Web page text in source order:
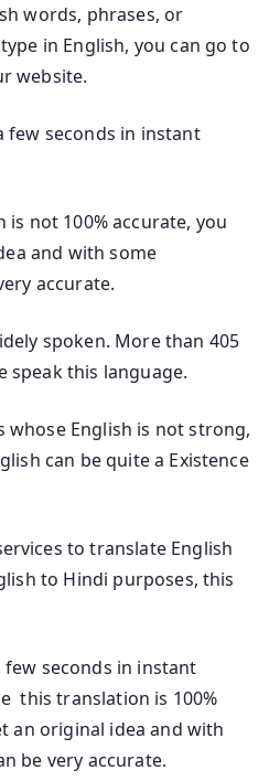
words, phrases, or
in English, you can go to
website.
few seconds in instant
is not 100% accurate, you
and with some
accurate.
spoken. More than 405
speak this language.
whose English is not strong,
can be quite a Existence
to translate English
to Hindi purposes, this
seconds in instant
this translation is 100%
an original idea and with
be very accurate.